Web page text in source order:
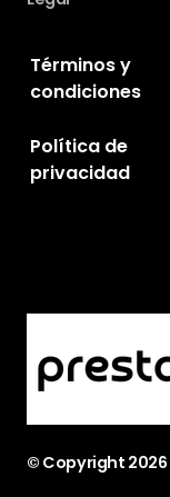
© Copyright 2026
Términos y
condiciones
Política de
privacidad